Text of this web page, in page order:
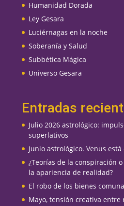
Humanidad Dorada
Ley Gesara
Luciérnagas en la noche
Soberanía y Salud
Subbética Mágica
Universo Gesara
Entradas
Julio 2026 astrológico:
superlativos
Junio astrológico. Venus
¿Teorías de la conspiración
la apariencia de realidad?
El robo de los bienes
Mayo, tensión creativa entre